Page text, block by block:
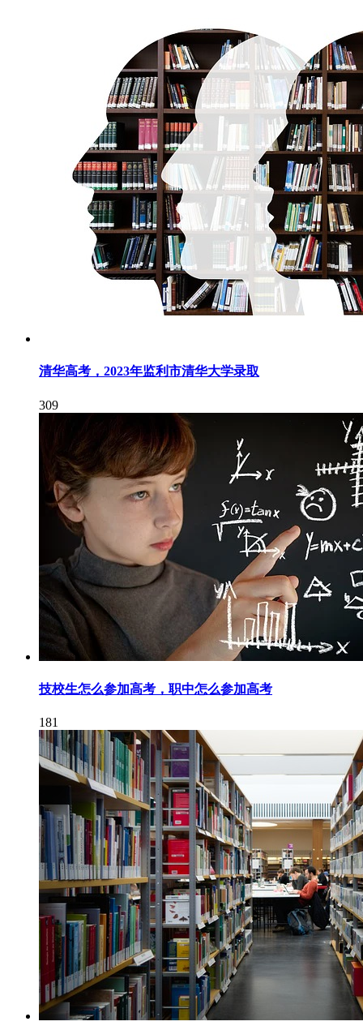
清华高考，2023年监利市清华大学录取
309
技校生怎么参加高考，职中怎么参加高考
181